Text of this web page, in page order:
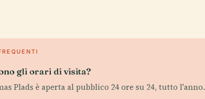
gli orari di visita?
Plads è aperta al pubblico 24 ore su 24, tutto l'anno.